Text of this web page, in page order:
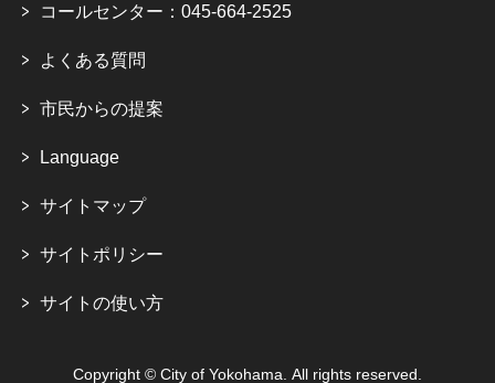
コールセンター：045-664-2525
よくある質問
市民からの提案
Language
サイトマップ
サイトポリシー
サイトの使い方
Copyright © City of Yokohama. All rights reserved.